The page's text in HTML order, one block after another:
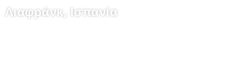
Λιαφράνκ, Ισπανία